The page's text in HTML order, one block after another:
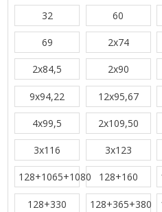
32 60
69 2x74
2x84,5 2x90
9x94,22 12x95,67
4x99,5 2x109,50
3x116 3x123
128+1065+1080 128+160
128+330 128+365+380